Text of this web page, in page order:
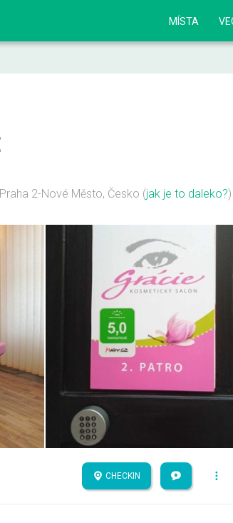
MÍSTA
2-Nové Město, Česko (jak je to daleko?)
CHECKIN